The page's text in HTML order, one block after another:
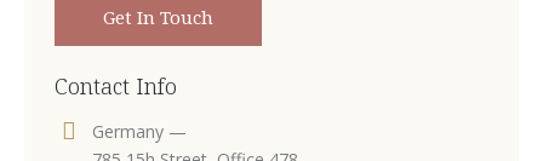
Contact Info
Germany —